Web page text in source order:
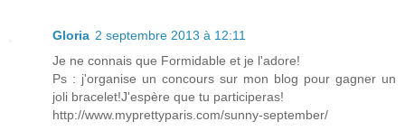
Gloria 2 septembre 2013 à 12:11
Je ne connais que Formidable et je l'adore!
Ps : j'organise un concours sur mon blog pour gagner un
joli bracelet!J'espère que tu participeras!
http://www.myprettyparis.com/sunny-september/